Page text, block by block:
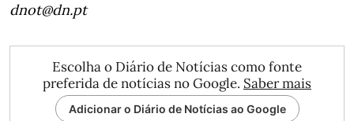
dnot@dn.pt
Escolha o Diário de Notícias como fonte
preferida de notícias no Google. Saber mais
Adicionar o Diário de Notícias ao Google